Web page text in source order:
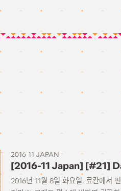
2016-11 JAPAN
[2016-11 Japan] [#21]
2016년 11월 8일 화요일. 료칸에서